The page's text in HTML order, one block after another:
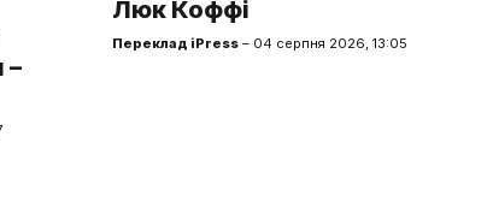
–
Люк Коффі
Переклад iPress – 04 серпня 2026, 13:05